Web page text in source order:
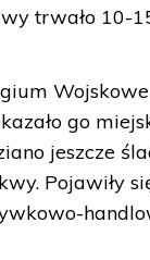
trwało 10-
go
jeszcze
Pojawiły